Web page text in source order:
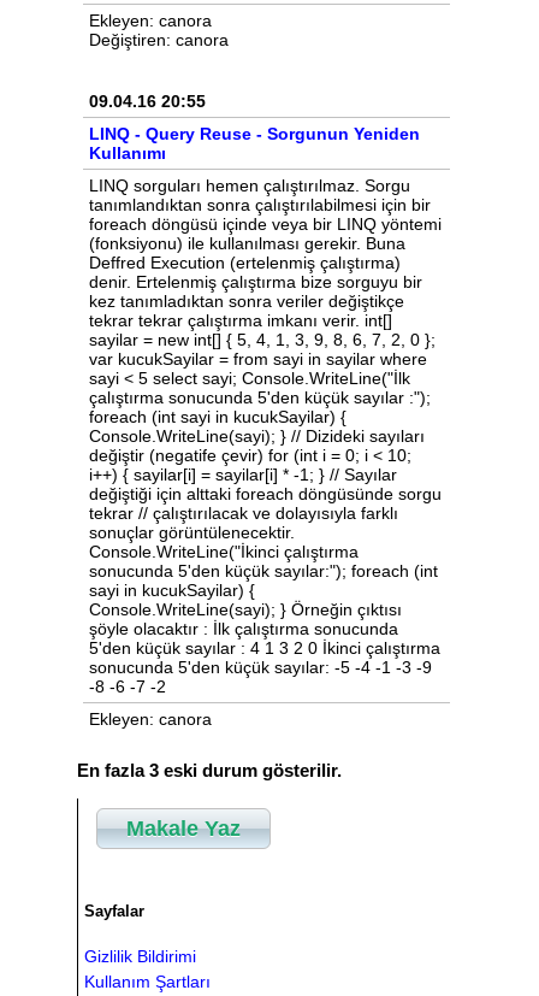
Ekleyen: canora
Değiştiren: canora
09.04.16 20:55
LINQ - Query Reuse - Sorgunun Yeniden
Kullanımı
LINQ sorguları hemen çalıştırılmaz. Sorgu
tanımlandıktan sonra çalıştırılabilmesi için bir
foreach döngüsü içinde veya bir LINQ yöntemi
(fonksiyonu) ile kullanılması gerekir. Buna
Deffred Execution (ertelenmiş çalıştırma)
denir. Ertelenmiş çalıştırma bize sorguyu bir
kez tanımladıktan sonra veriler değiştikçe
tekrar tekrar çalıştırma imkanı verir. int[]
sayilar = new int[] { 5, 4, 1, 3, 9, 8, 6, 7, 2, 0 };
var kucukSayilar = from sayi in sayilar where
sayi < 5 select sayi; Console.WriteLine("İlk
çalıştırma sonucunda 5'den küçük sayılar :");
foreach (int sayi in kucukSayilar) {
Console.WriteLine(sayi); } // Dizideki sayıları
değiştir (negatife çevir) for (int i = 0; i < 10;
i++) { sayilar[i] = sayilar[i] * -1; } // Sayılar
değiştiği için alttaki foreach döngüsünde sorgu
tekrar // çalıştırılacak ve dolayısıyla farklı
sonuçlar görüntülenecektir.
Console.WriteLine("İkinci çalıştırma
sonucunda 5'den küçük sayılar:"); foreach (int
sayi in kucukSayilar) {
Console.WriteLine(sayi); } Örneğin çıktısı
şöyle olacaktır : İlk çalıştırma sonucunda
5'den küçük sayılar : 4 1 3 2 0 İkinci çalıştırma
sonucunda 5'den küçük sayılar: -5 -4 -1 -3 -9
-8 -6 -7 -2
Ekleyen: canora
En fazla 3 eski durum gösterilir.
Makale Yaz
Sayfalar
Gizlilik Bildirimi
Kullanım Şartları